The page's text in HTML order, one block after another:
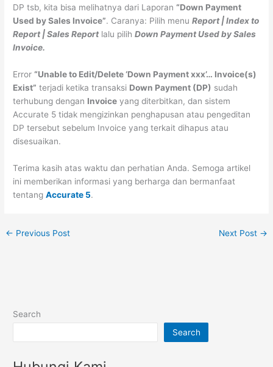
DP tsb, kita bisa melihatnya dari Laporan“Down Payment
Used by Sales Invoice”. Caranya: Pilih menuReport | Index to
Report | Sales Reportlalu pilihDown Payment Used by Sales
Invoice.
Error“Unable to Edit/Delete ‘Down Payment xxx’… Invoice(s)
Exist” terjadi ketika transaksi Down Payment (DP) sudah
terhubung dengan Invoice yang diterbitkan, dan sistem
Accurate 5 tidak mengizinkan penghapusan atau pengeditan
DP tersebut sebelum Invoice yang terkait dihapus atau
disesuaikan.
Terima kasih atas waktu dan perhatian Anda. Semoga artikel
ini memberikan informasi yang berharga dan bermanfaat
tentangAccurate 5.
← Previous Post Next Post →
Search
Search